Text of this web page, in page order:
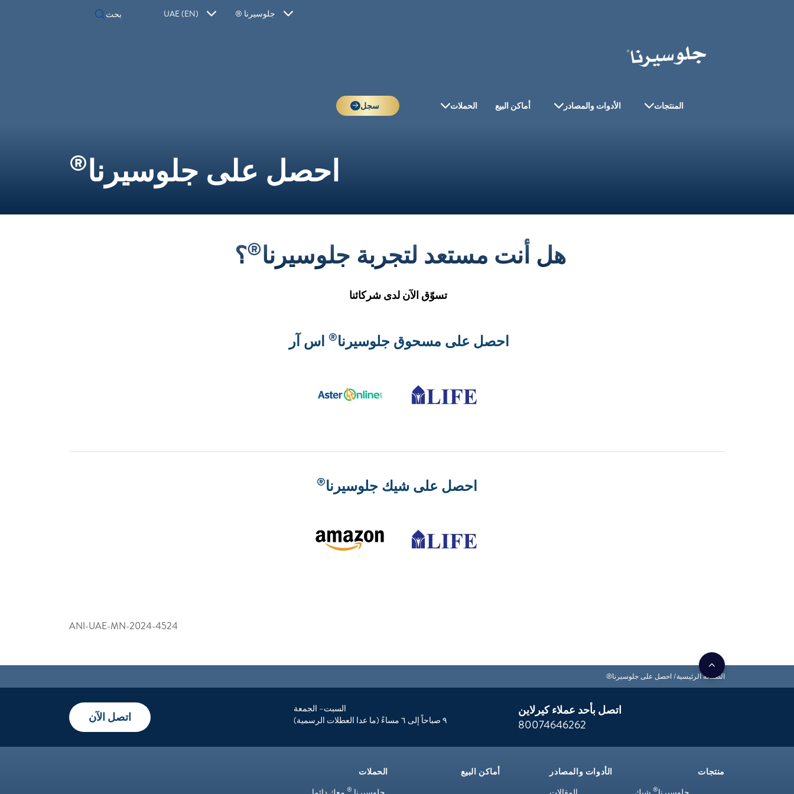
جلوسيرنا ® UAE (EN)
المنتجات الأدوات والمصادر أماكن البيع الحملات سجل
احصل على جلوسيرنا®
هل أنت مستعد لتجربة جلوسيرنا®؟
تسوّق الآن لدى شركائنا
احصل على مسحوق جلوسيرنا® اس آر
احصل على شيك جلوسيرنا®
ANI-UAE-MN-2024-4524
الصفحة الرئيسية احصل على جلوسيرنا®
اتصل بأحد عملاء كيرلاين
80074646262
السبت– الجمعة
اتصل الآن
منتجات
®
الأدوات والمصادر
أماكن البيع
الحملات
®